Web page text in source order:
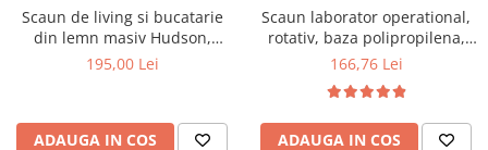
Saltele cu spuma
Saltele cu spuma poliuretanica
Saltele 140x200
Comode living
Set mese plus scaune
Scaune ergonomice
Scaune conferinta
Scaune terasa si outdoor
Scaun de living si bucatarie
din lemn masiv Hudson,
tapiterie stofa,100 kg,
195,00 Lei
ADAUGA IN COS
Scaun laborator operational,
rotativ, baza polipropilena,
piele ecologica, inaltime
166,76 Lei
ADAUGA IN COS